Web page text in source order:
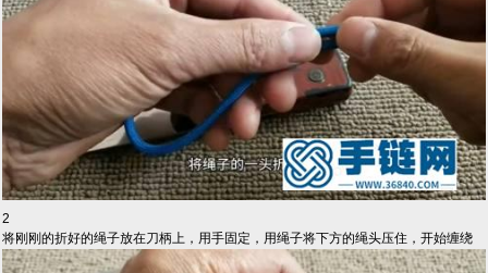
2
将刚刚的折好的绳子放在刀柄上，用手固定，用绳子将下方的绳头压住，开始缠绕